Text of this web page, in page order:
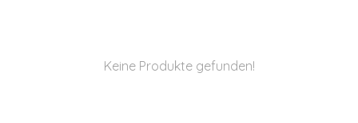
Keine Produkte gefunden!